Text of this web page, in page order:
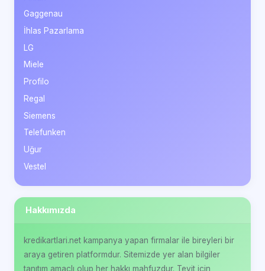
Gaggenau
İhlas Pazarlama
LG
Miele
Profilo
Regal
Siemens
Telefunken
Uğur
Vestel
Hakkımızda
kredikartlari.net kampanya yapan firmalar ile bireyleri bir
araya getiren platformdur. Sitemizde yer alan bilgiler
tanıtım amaçlı olup her hakkı mahfuzdur. Teyit için